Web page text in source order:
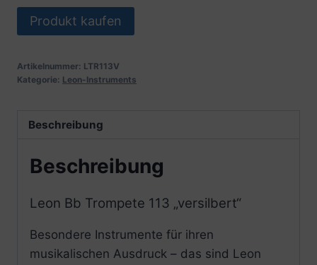
Produkt kaufen
Artikelnummer: LTR113V
Kategorie: Leon-Instruments
Beschreibung
Beschreibung
Leon Bb Trompete 113 „versilbert“
Besondere Instrumente für ihren
musikalischen Ausdruck – das sind Leon